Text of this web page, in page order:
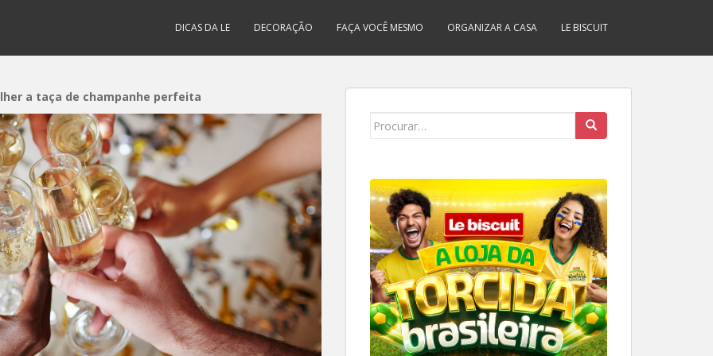
DICAS DA LE DECORAÇÃO FAÇA VOCÊ MESMO ORGANIZAR A CASA LE BISCUIT
a taça de champanhe perfeita
Search